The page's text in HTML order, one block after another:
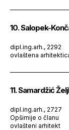
10. Salopek-
dipl.ing.arh., 2292
ovlaštena
11. Samardžić
dipl.ing.arh., 2727
Opširnije o članu
ovlašteni arhitekt